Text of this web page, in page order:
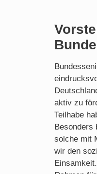
aktiv zu
Teilhabe
Besonders
solche mit
wir den